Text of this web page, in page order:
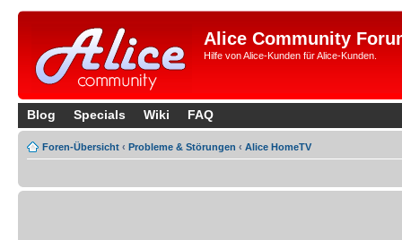
Alice Community
Hilfe von Alice-Kunden für Alice-Kunden.
Blog Specials Wiki FAQ
Foren-Übersicht ‹ Probleme & Störungen ‹ Alice HomeTV